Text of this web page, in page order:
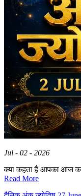
Jul - 02 - 2026
क्या कहता है आपका आज
Read More